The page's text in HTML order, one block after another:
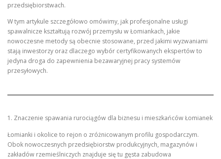
przedsiębiorstwach.
W tym artykule szczegółowo omówimy, jak profesjonalne usługi
spawalnicze kształtują rozwój przemysłu w Łomiankach, jakie
nowoczesne metody są obecnie stosowane, przed jakimi wyzwaniami
stają inwestorzy oraz dlaczego wybór certyfikowanych ekspertów to
jedyna droga do zapewnienia bezawaryjnej pracy systemów
przesyłowych.
1. Znaczenie spawania rurociągów dla biznesu i mieszkańców Łomianek
Łomianki i okolice to rejon o zróżnicowanym profilu gospodarczym.
Obok nowoczesnych przedsiębiorstw produkcyjnych, magazynów i
zakładów rzemieślniczych znajduje się tu gęsta zabudowa